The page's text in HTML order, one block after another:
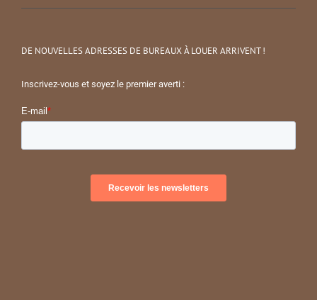
DE NOUVELLES ADRESSES DE BUREAUX À LOUER ARRIVENT !
Inscrivez-vous et soyez le premier averti :